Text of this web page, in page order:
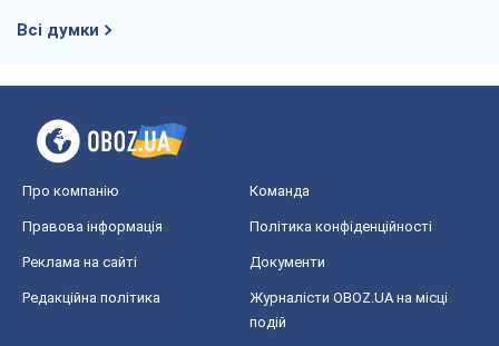
Всі думки
Про компанію Команда
Правова інформація Політика конфіденційності
Реклама на сайті Документи
Редакційна політика
Журналісти OBOZ.UA на місці
подій